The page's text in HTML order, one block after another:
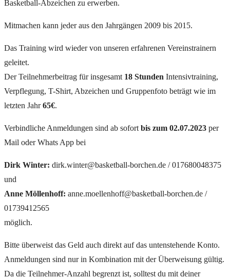
Basketball-Abzeichen zu erwerben.
Mitmachen kann jeder aus den Jahrgängen 2009 bis 2015.
Das Training wird wieder von unseren erfahrenen Vereinstrainern
geleitet.
Der Teilnehmerbeitrag für insgesamt 18 Stunden Intensivtraining,
Verpflegung, T-Shirt, Abzeichen und Gruppenfoto beträgt wie im
letzten Jahr65€.
Verbindliche Anmeldungen sind ab sofort bis zum 02.07.2023 per
Mail oder Whats App bei
Dirk Winter: dirk.winter@basketball-borchen.de / 017680048375
und
Anne Möllenhoff: anne.moellenhoff@basketball-borchen.de /
01739412565
möglich.
Bitte überweist das Geld auch direkt auf das untenstehende Konto.
Anmeldungen sind nur in Kombination mit der Überweisung gültig.
Da die Teilnehmer-Anzahl begrenzt ist, solltest du mit deiner